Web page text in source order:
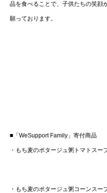
品を食べることで、子供たちの笑顔
願っております。
■「WeSupport Family」寄付商品
・もち麦のポタージュ粥トマトスー
・もち麦のポタージュ粥コーンスー